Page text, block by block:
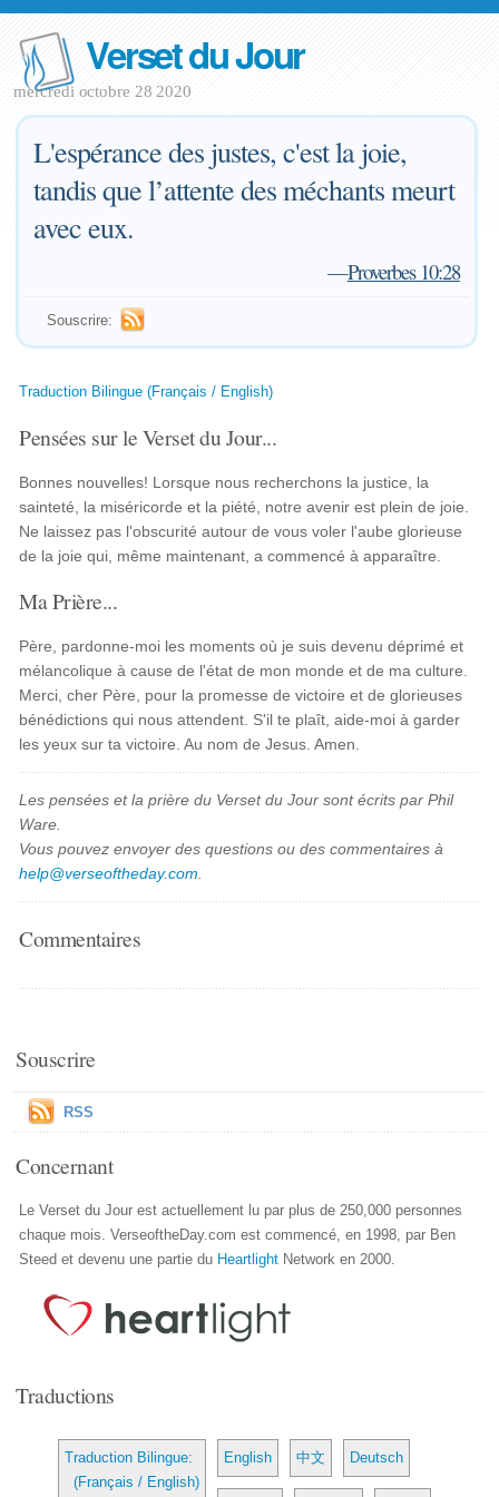
Verset du Jour
mercredi octobre 28 2020
L'espérance des justes, c'est la joie,
tandis que l’attente des méchants meurt
avec eux.
—Proverbes 10:28
Souscrire:
Traduction Bilingue (Français / English)
Pensées sur le Verset du Jour...
Bonnes nouvelles! Lorsque nous recherchons la justice, la
sainteté, la miséricorde et la piété, notre avenir est plein de joie.
Ne laissez pas l'obscurité autour de vous voler l'aube glorieuse
de la joie qui, même maintenant, a commencé à apparaître.
Ma Prière...
Père, pardonne-moi les moments où je suis devenu déprimé et
mélancolique à cause de l'état de mon monde et de ma culture.
Merci, cher Père, pour la promesse de victoire et de glorieuses
bénédictions qui nous attendent. S'il te plaît, aide-moi à garder
les yeux sur ta victoire. Au nom de Jesus. Amen.
Les pensées et la prière du Verset du Jour sont écrits par Phil
Ware.
Vous pouvez envoyer des questions ou des commentaires à
help@verseoftheday.com
Commentaires
Souscrire
RSS
Concernant
Le Verset du Jour est actuellement lu par plus de 250,000 personnes
chaque mois. VerseoftheDay.com est commencé, en 1998, par Ben
Steed et devenu une partie du Heartlight Network en 2000.
Traductions
Traduction Bilingue:
(Français / English)
English 中文 Deutsch